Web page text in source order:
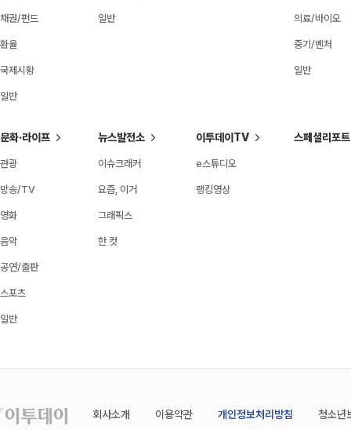
채권/펀드
환율
국제시황
일반
일반 의료/바이오
중기/벤처
일반
문화·라이프
관광
방송/TV
영화
음악
공연/출판
스포츠
일반
뉴스발전소
이슈크래커
요즘, 이거
그래픽스
한 컷
이투데이TV
e스튜디오
랭킹영상
스페셜리포트
회사소개 이용약관 개인정보처리방침 청소년